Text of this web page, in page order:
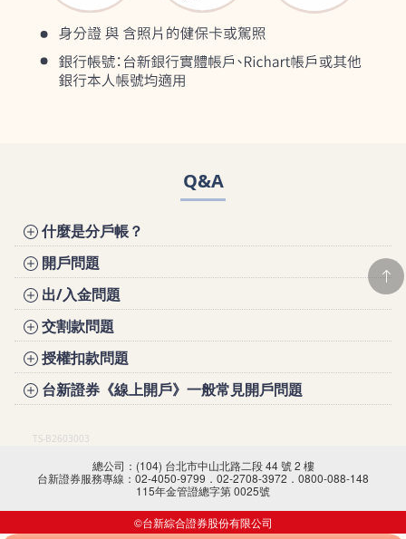
Q&A
什麼是分戶帳？
開戶問題
出/入金問題
交割款問題
授權扣款問題
台新證券《線上開戶》一般常見開戶問題
TS-B2603003
總公司：(104) 台北市中山北路二段 44 號 2 樓
台新證券服務專線：02-4050-9799．02-2708-3972．0800-088-148
115年金管證總字第 0025號
©台新綜合證券股份有限公司